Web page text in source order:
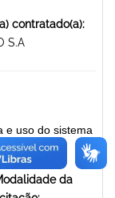
contratado(a):
S.A
e uso do sistema
da